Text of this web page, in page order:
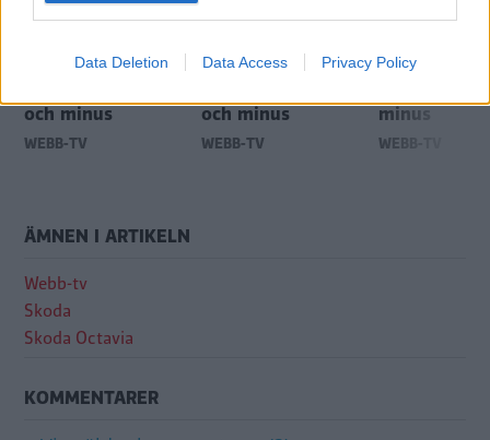
Data Deletion Data Access Privacy Policy
och minus
WEBB-TV
och minus
WEBB-TV
minus
WEBB-TV
ÄMNEN I ARTIKELN
Webb-tv
Skoda
Skoda Octavia
KOMMENTARER